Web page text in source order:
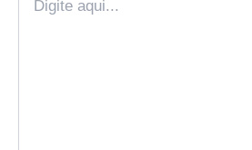
aqui...